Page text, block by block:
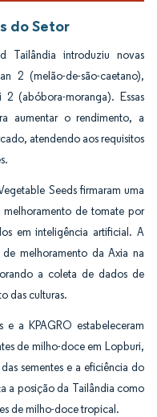
do Setor
Tailândia introduziu novas
2 (melão-de-são-caetano),
(abóbora-moranga). Essas
aumentar o rendimento, a
atendendo aos requisitos
Seeds firmaram uma
de tomate por
em inteligência artificial. A
melhoramento da Axia na
a coleta de dados de
das culturas.
e a KPAGRO estabeleceram
de milho-doce em Lopburi,
sementes e a eficiência do
a posição da Tailândia como
de milho-doce tropical.